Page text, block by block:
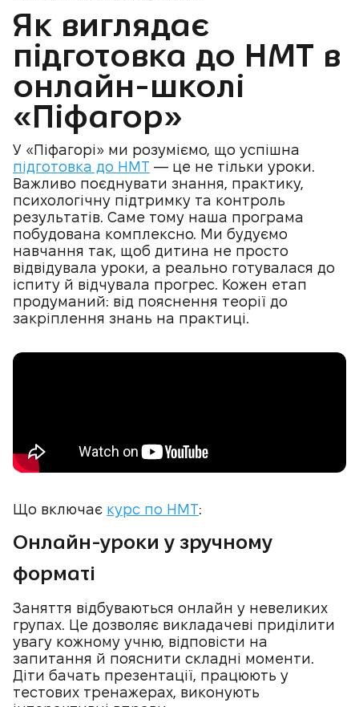
Як виглядає
підготовка до НМТ в
онлайн-школі
«Піфагор»
У «Піфагорі» ми розуміємо, що успішна
підготовка до НМТ — це не тільки уроки.
Важливо поєднувати знання, практику,
психологічну підтримку та контроль
результатів. Саме тому наша програма
побудована комплексно. Ми будуємо
навчання так, щоб дитина не просто
відвідувала уроки, а реально готувалася до
іспиту й відчувала прогрес. Кожен етап
продуманий: від пояснення теорії до
закріплення знань на практиці.
Що включає курс по НМТ:
Онлайн-уроки у зручному
форматі
Заняття відбуваються онлайн у невеликих
групах. Це дозволяє викладачеві приділити
увагу кожному учню, відповісти на
запитання й пояснити складні моменти.
Діти бачать презентації, працюють у
тестових тренажерах, виконують